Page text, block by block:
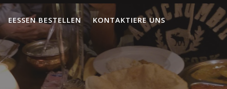
EESSEN BESTELLEN KONTAKTIERE UNS